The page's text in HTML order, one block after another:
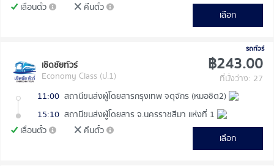
เลื่อนตั๋ว
คืนตั๋ว
เลือก
รถทัวร์
เชิดชัยทัวร์
Economy Class (ป.1)
฿243.00
ที่นั่งว่าง: 27
11:00 สถานีขนส่งผู้โดยสารกรุงเทพ จตุจักร (หมอชิต2)
15:10 สถานีขนส่งผู้โดยสาร จ.นครราชสีมา แห่งที่ 1
เลื่อนตั๋ว
คืนตั๋ว
เลือก